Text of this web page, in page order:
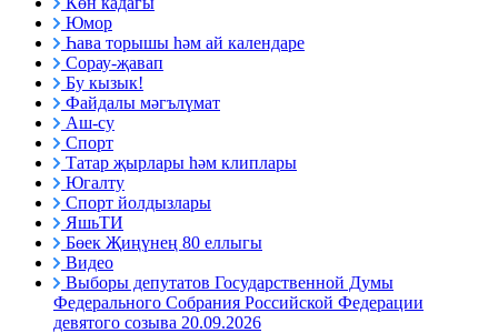
Юмор
Һава торышы һәм ай календаре
Сорау-җавап
Бу кызык!
Файдалы мәгълүмат
Аш-су
Спорт
Татар җырлары һәм клиплары
Югалту
Спорт йолдызлары
ЯшьТИ
Бөек Җиңүнең 80 еллыгы
Видео
Выборы депутатов Государственной Думы
Федерального Собрания Российской Федерации
девятого созыва 20.09.2026